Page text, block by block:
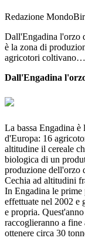
Redazione
Dall'Engadina l'orzo
è la zona di
agricotori coltivano…
Dall'Engadina
La bassa Engadina
d'Europa: 16
altitudine il cereale
biologica di un
produzione dell'orzo
Cechia ad altitudini
In Engadina le prime
effettuate nel 2002 e
e propria.
raccoglieranno a fine
ottenere circa 30